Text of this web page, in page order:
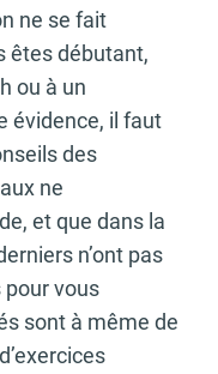
ne se fait
êtes débutant,
ou à un
évidence, il faut
des
ne
et que dans la
n’ont pas
pour vous
sont à même de